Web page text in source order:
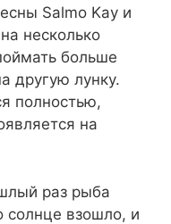
Salmo Kay и
несколько
больше
другую лунку.
полностью,
на
раз рыба
солнце взошло, и